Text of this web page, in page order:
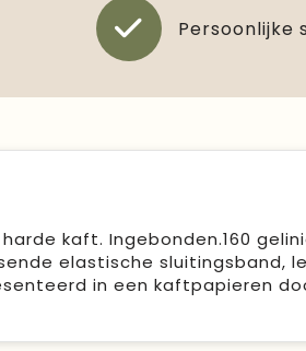
Persoonlijke
kaft. Ingebonden.160
elastische sluitingsband,
in een kaftpapieren